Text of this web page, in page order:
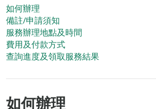
如何辦理
備註/申請須知
服務辦理地點及時間
費用及付款方式
查詢進度及領取服務結果
如何辦理